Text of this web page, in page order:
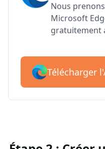
Nous
Microsoft
gratuitement
Télécharger